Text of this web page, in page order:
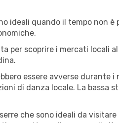
ideali quando il tempo non
per scoprire i mercati locali
essere avverse durante i
di danza locale. La bassa
che sono ideali da